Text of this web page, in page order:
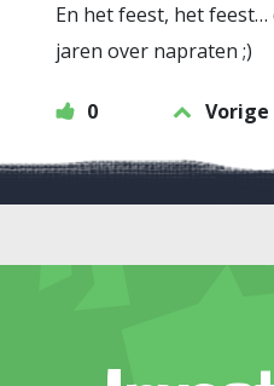
En het feest, het
jaren over napraten ;)
0 Vorige